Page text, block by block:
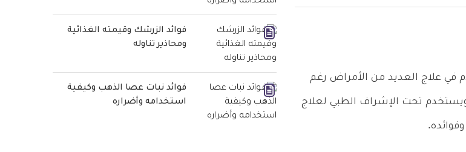
في علاج العديد من الأمراض رغم
ويستخدم تحت الإشراف الطبي لعلاج
فوائد الزرشك وقيمته الغذائية
ومحاذير تناوله
فوائد نبات عصا الذهب وكيفية
استخدامه وأضراره